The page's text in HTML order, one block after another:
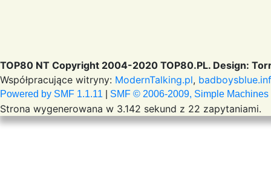
TOP80 NT Copyright 2004-2020 TOP80.PL. Design:
Współpracujące witryny: ModernTalking.pl,
Powered by SMF 1.1.11 SMF © 2006-2009, Simple Machines
Strona wygenerowana w 3.142 sekund z 22 zapytaniami.